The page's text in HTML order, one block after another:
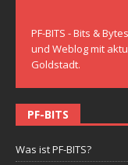
PF-BITS - Bits &
und Weblog mit
Goldstadt.
PF-BITS
Was ist PF-BITS?